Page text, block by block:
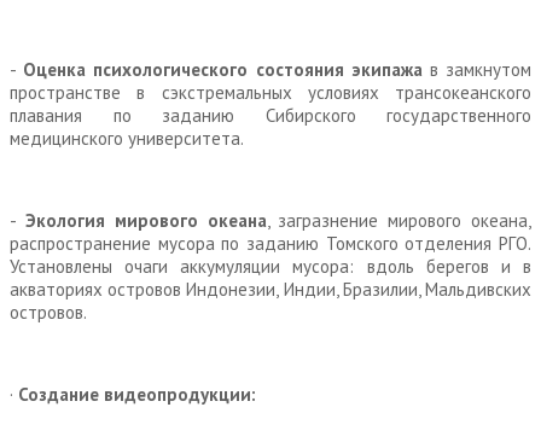
- Оценка психологического состояния экипажав замкнутом
пространстве в сэкстремальных условиях трансокеанского
плавания по заданию Сибирского государственного
медицинского университета.
- Экология мирового океана, загразнение мирового океана,
распространение мусора по заданию Томского отделения РГО.
Установлены очаги аккумуляции мусора: вдоль берегов и в
акваториях островов Индонезии, Индии, Бразилии, Мальдивских
островов.
· Создание видеопродукции: